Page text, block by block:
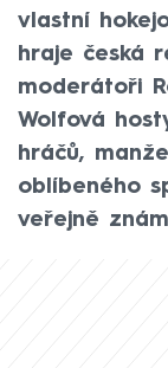
vlastní
hraje česká
moderátoři
Wolfová
hráčů,
oblíbeného
veřejně